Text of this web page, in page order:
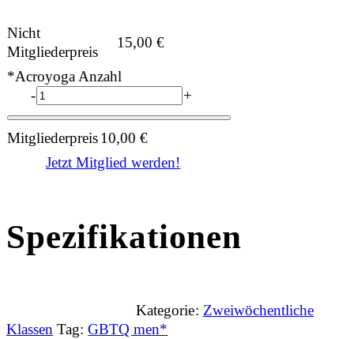
Nicht
Mitgliederpreis
15,00€
*Acroyoga Anzahl
-
+
Mitgliederpreis10,00€
Jetzt Mitglied werden!
Spezifikationen
Kategorie: Zweiwöchentliche
Klassen Tag: GBTQ men*